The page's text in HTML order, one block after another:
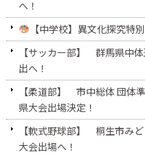
へ！
【中学校】異文化探究特
【サッカー部】 群馬県中
出へ！
【柔道部】 市中総体 団体
県大会出場決定！
【軟式野球部】 桐生市み
大会出場へ！